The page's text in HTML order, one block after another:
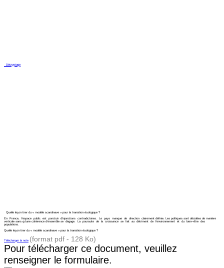
Décryptage
Quelle leçon tirer du « modèle scandinave » pour la transition écologique ?
En France, l’espace public est ponctué d’injonctions contradictoires. Le pays manque de direction clairement définie. Les politiques sont décidées de manière
verticale sans qu’une cohérence d’ensemble se dégage. La poursuite de la croissance se fait au détriment de l’environnement et du bien-­‐être des
populations.
Quelle leçon tirer du « modèle scandinave » pour la transition écologique ?
Télécharger la note (format pdf - 128 Ko)
Pour télécharger ce document, veuillez
renseigner le formulaire.